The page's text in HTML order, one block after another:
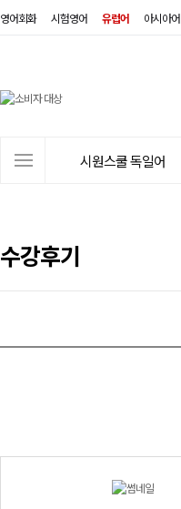
영어회화 시험영어 유럽어 아시아어
뉴
시원스쿨 독일어
수강후기